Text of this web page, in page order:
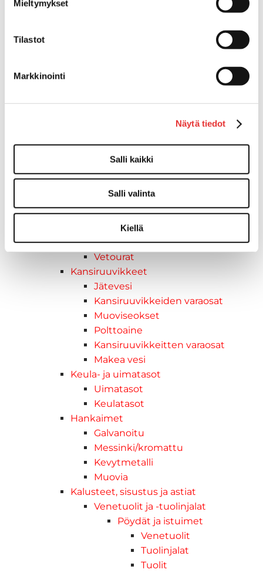
Mieltymykset
Tilastot
Markkinointi
Näytä tiedot
Salli kaikki
Salli valinta
Kiellä
Kuljetusramppien tarvikkeet
Venetuolit
Pollarit
Knaapit
Trailerikoukut
Venerenkaat ja silmukkapultit/-
ruuvit
Vetourat
Kansiruuvikkeet
Jätevesi
Kansiruuvikkeiden varaosat
Muoviseokset
Polttoaine
Kansiruuvikkeitten varaosat
Makea vesi
Keula- ja uimatasot
Uimatasot
Keulatasot
Hankaimet
Galvanoitu
Messinki/kromattu
Kevytmetalli
Muovia
Kalusteet, sisustus ja astiat
Venetuolit ja -tuolinjalat
Pöydät ja istuimet
Venetuolit
Tuolinjalat
Tuolit